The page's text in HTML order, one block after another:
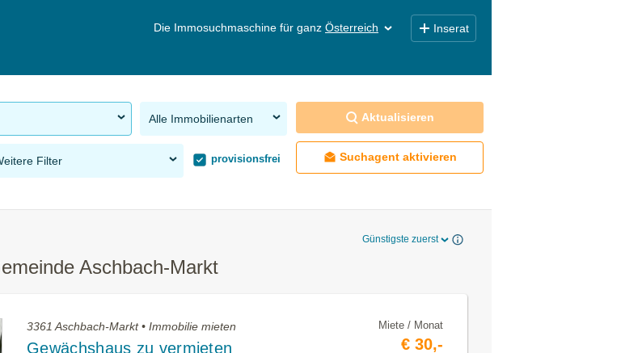
Die Immosuchmaschine für ganz Österreich Inserat
Alle Immobilienarten
Filter provisionsfrei
Aktualisieren
Suchagent aktivieren
Günstigste zuerst
Aschbach-Markt
3361 Aschbach-Markt • Immobilie mieten
Gewächshaus zu vermieten
Miete / Monat
€ 30,-